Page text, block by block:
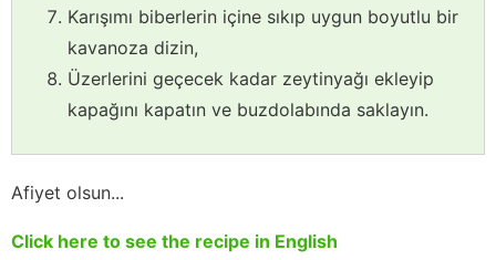
Karışımı biberlerin içine sıkıp uygun boyutlu bir
kavanoza dizin,
Üzerlerini geçecek kadar zeytinyağı ekleyip
kapağını kapatın ve buzdolabında saklayın.
Afiyet olsun...
Click here to see the recipe in English